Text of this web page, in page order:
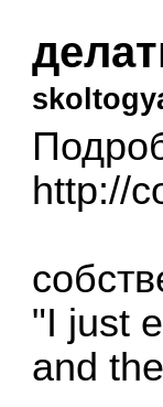
http://
"I just
and